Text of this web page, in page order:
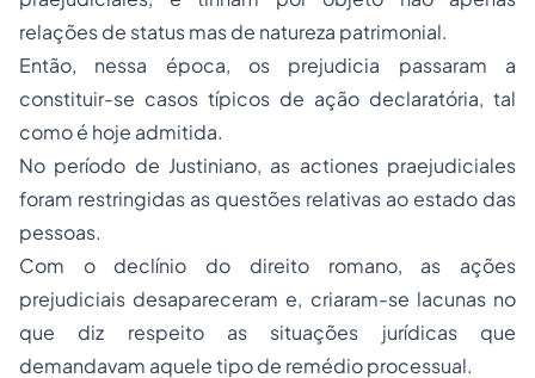
relações de status mas de natureza patrimonial.
Então, nessa época, os prejudicia passaram a
constituir-se casos típicos de ação declaratória, tal
como é hoje admitida.
No período de Justiniano, as actiones praejudiciales
foram restringidas as questões relativas ao estado das
pessoas.
Com o declínio do direito romano, as ações
prejudiciais desapareceram e, criaram-se lacunas no
que diz respeito as situações jurídicas que
demandavam aquele tipo de remédio processual.